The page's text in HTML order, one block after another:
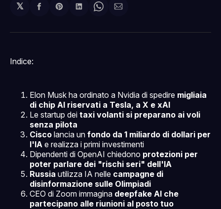
𝕏
Condividi
Facebook
Share
Pinterest
Condividi
LinkedIn
Share
WhatsApp
Condividi
email
Indice:
Elon Musk ha ordinato a Nvidia di spedire migliaia
di chip AI riservati a Tesla, a X e xAI
Le startup dei taxi volanti si preparano ai voli
senza pilota
Cisco lancia un fondo da 1 miliardo di dollari per
l'IA e realizza i primi investimenti
Dipendenti di OpenAI chiedono protezioni per
poter parlare dei "rischi seri" dell'IA
Russia utilizza IA nelle campagne di
disinformazione sulle Olimpiadi
CEO di Zoom immagina deepfake AI che
partecipano alle riunioni al posto tuo